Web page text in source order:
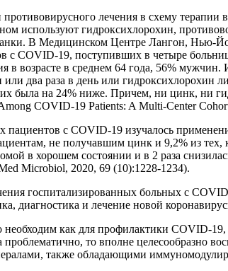
лечения в схему
используют гидроксихлорохин,
В Медицинском Центре Лангон,
с COVID-19, поступивших в четыре
в возрасте в среднем 64 года, 56%
два раза в день или
была на 24% ниже. Причем, ни цинк, ни
COVID-19 Patients: A Multi-Center
с COVID-19 изучалось
не получавшим цинк и 9,2% из тех,
в хорошем состоянии и в 2 раза
Microbiol, 2020, 69 (10):1228-1234).
госпитализированных больных с
диагностика и лечение новой
как для профилактики COVID-
то вполне целесообразно
также обладающими